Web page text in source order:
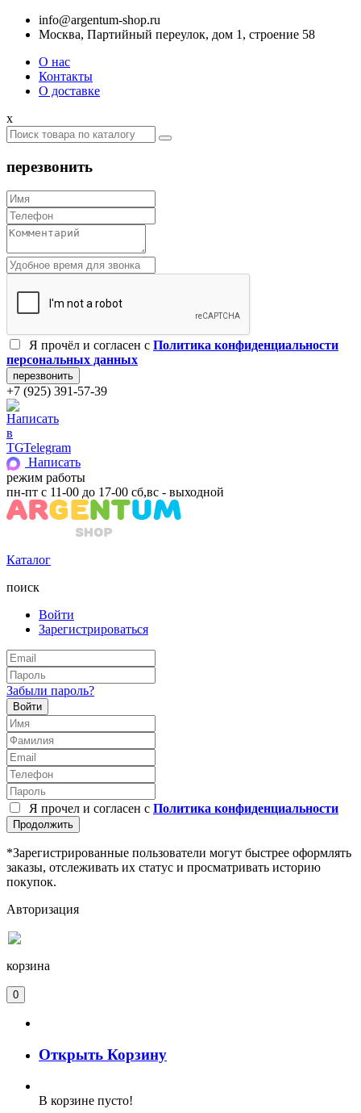
info@argentum-shop.ru
Москва, Партийный переулок, дом 1, строение 58
О нас
Контакты
О доставке
x
перезвонить
Я прочёл и согласен c Политика конфиденциальности
персональных данных
+7 (925) 391-57-39
Telegram
Написать
режим работы
пн-пт с 11-00 до 17-00 сб,вс - выходной
Каталог
поиск
Войти
Зарегистрироваться
Забыли пароль?
Войти
Я прочел и согласен с Политика конфиденциальности
Продолжить
*Зарегистрированные пользователи могут быстрее оформлять
заказы, отслеживать их статус и просматривать историю
покупок.
Авторизация
корзина
0
Открыть Корзину
В корзине пусто!